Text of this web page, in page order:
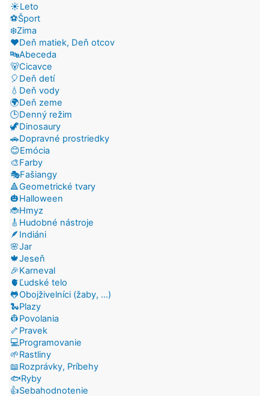
☀️Leto
⚽Šport
❄️Zima
❤️Deň matiek, Deň otcov
🔤Abeceda
🐻Cicavce
🎈Deň detí
💧Deň vody
🌍Deň zeme
🕒Denný režim
🦖Dinosaury
🚗Dopravné prostriedky
😊Emócia
🎨Farby
🎭Fašiangy
🔺Geometrické tvary
🎃Halloween
🐞Hmyz
🎸Hudobné nástroje
🪶Indiáni
🌸Jar
🍁Jeseň
🎉Karneval
🫀Ľudské telo
🐸Obojživelníci (žaby, ...)
🐍Plazy
👷Povolania
🦴Pravek
💻Programovanie
🌱Rastliny
📖Rozprávky, Príbehy
🐟Ryby
👍Sebahodnotenie